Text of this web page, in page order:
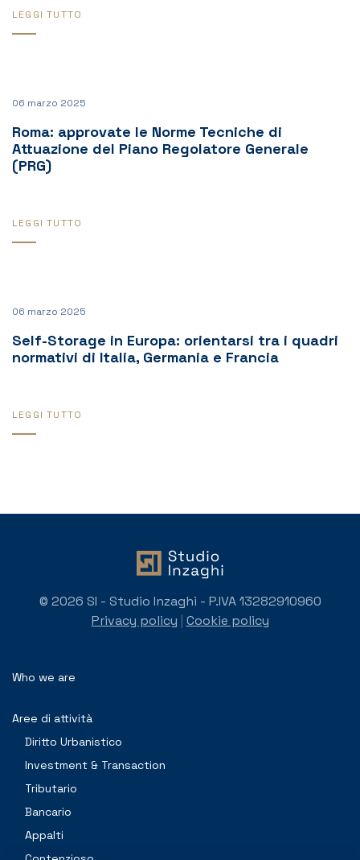
LEGGI TUTTO
06 marzo 2025
Roma: approvate le Norme Tecniche di
Attuazione del Piano Regolatore Generale
(PRG)
LEGGI TUTTO
06 marzo 2025
Self-Storage in Europa: orientarsi tra i quadri
normativi di Italia, Germania e Francia
LEGGI TUTTO
Who we are
Aree di attività
Diritto Urbanistico
Investment & Transaction
Tributario
Bancario
Appalti
© 2026 SI - Studio Inzaghi - P.IVA 13282910960
Privacy policy | Cookie policy